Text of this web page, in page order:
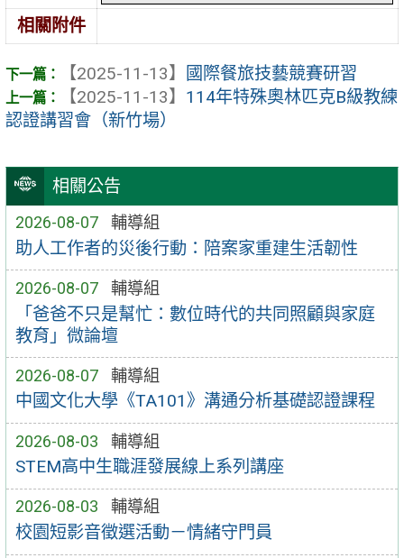
相關公告
2026-08-07 輔導組
助人工作者的災後行動：陪案家重建生活韌性
2026-08-07 輔導組
「爸爸不只是幫忙：數位時代的共同照顧與家庭
教育」微論壇
2026-08-07 輔導組
中國文化大學《TA101》溝通分析基礎認證課程
2026-08-03 輔導組
STEM高中生職涯發展線上系列講座
2026-08-03 輔導組
校園短影音徵選活動－情緒守門員
相關附件
【2025-11-13】
國際餐旅技藝競賽研習
【2025-11-13】 114年特殊奧林匹克B級教練
認證講習會（新竹場）